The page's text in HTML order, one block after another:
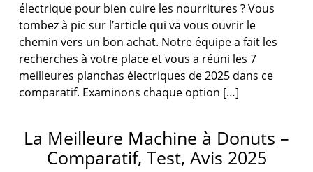
électrique pour bien cuire les nourritures ? Vous
tombez à pic sur l’article qui va vous ouvrir le
chemin vers un bon achat. Notre équipe a fait les
recherches à votre place et vous a réuni les 7
meilleures planchas électriques de 2025 dans ce
comparatif. Examinons chaque option […]
La Meilleure Machine à Donuts –
Comparatif, Test, Avis 2025